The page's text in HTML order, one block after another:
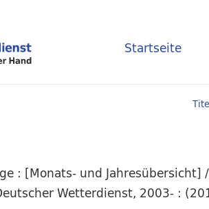
Startseite
: [Monats- und
Wetterdienst, 2003- :